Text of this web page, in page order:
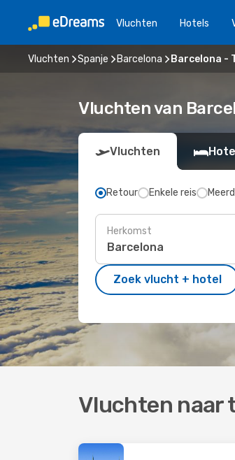
Vluchten Hotels
Vluchten Spanje Barcelona Barcelona -
Vluchten van
Vluchten
Retour Enkele reis
Herkomst
Zoek vlucht + hotel
Vluchten naar